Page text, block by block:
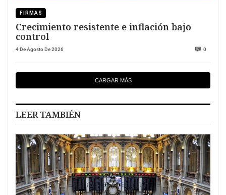
FIRMAS
Crecimiento resistente e inflación bajo
control
4 De Agosto De 2026 0
CARGAR MÁS
LEER TAMBIÉN